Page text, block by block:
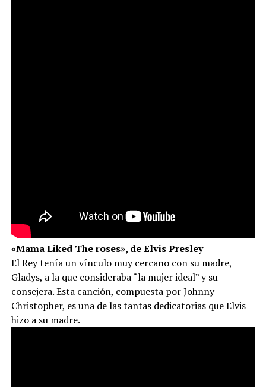
«Mama Liked The roses», de Elvis Presley
El Rey tenía un vínculo muy cercano con su madre,
Gladys, a la que consideraba “la mujer ideal” y su
consejera. Esta canción, compuesta por Johnny
Christopher, es una de las tantas dedicatorias que Elvis
hizo a su madre.